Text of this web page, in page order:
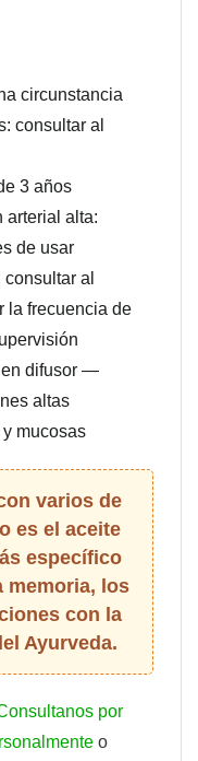
circunstancia
consultar al
3 años
arterial alta:
de usar
al
la frecuencia de
en difusor —
altas
mucosas
varios de
es el aceite
específico
memoria, los
con la
Ayurveda.
por
o